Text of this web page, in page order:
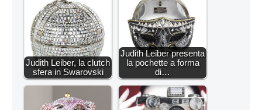
Judith Leiber, la clutch
sfera in Swarovski
Judith Leiber presenta
la pochette a forma
di…